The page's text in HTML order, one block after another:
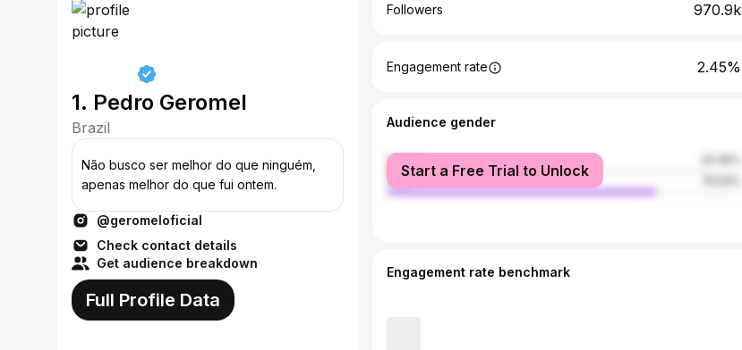
1. Pedro Geromel
Brazil
Não busco ser melhor do que ninguém,
apenas melhor do que fui ontem.
@geromeloficial
Check contact details
Get audience breakdown
Full Profile Data
Followers 970.9k
Engagement rate 2.45%
Audience gender
female
male
Start a Free Trial to Unlock
Engagement rate benchmark